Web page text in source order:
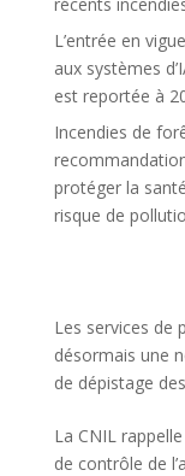
L’entrée en
aux systèmes
est reportée à
Incendies de
protéger la
risque de
Les services de
désormais une
de dépistage
La CNIL
de contrôle de